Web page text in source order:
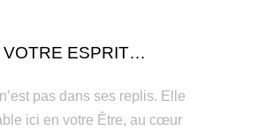
VOTRE ESPRIT…
pas dans ses replis. Elle
ici en votre Être, au cœur